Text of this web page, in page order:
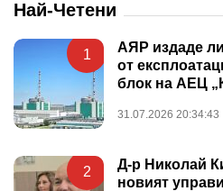
Най-Четени
1
АЯР издаде
от
блок на АЕЦ
31.07.2026 20:34:43
2
Д-р Николай
новият